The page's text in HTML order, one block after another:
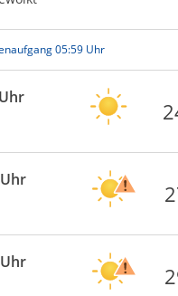
05:59 Uhr